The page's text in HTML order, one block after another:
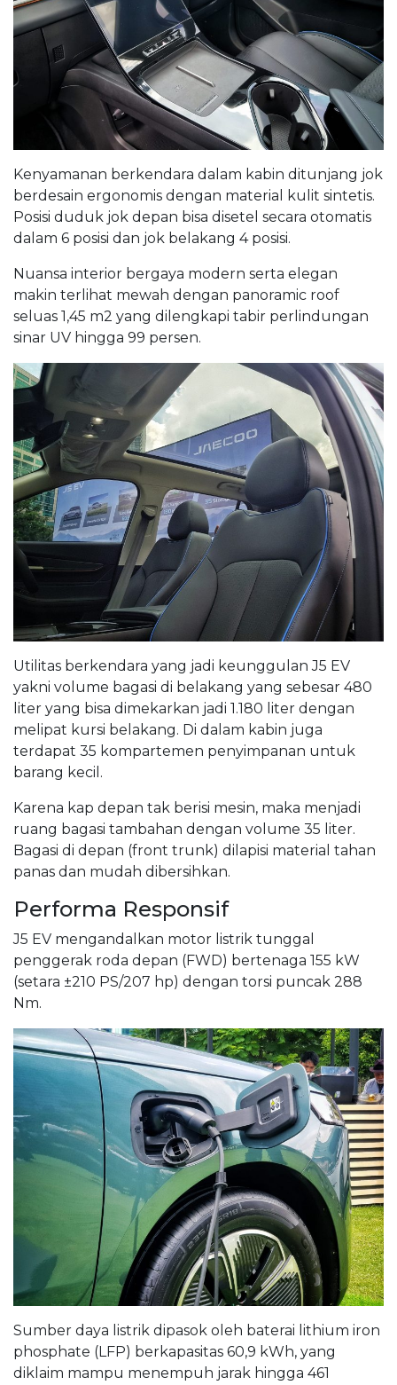
Kenyamanan berkendara dalam kabin ditunjang jok
berdesain ergonomis dengan material kulit sintetis.
Posisi duduk jok depan bisa disetel secara otomatis
dalam 6 posisi dan jok belakang 4 posisi.
Nuansa interior bergaya modern serta elegan
makin terlihat mewah dengan panoramic roof
seluas 1,45 m2 yang dilengkapi tabir perlindungan
sinar UV hingga 99 persen.
Utilitas berkendara yang jadi keunggulan J5 EV
yakni volume bagasi di belakang yang sebesar 480
liter yang bisa dimekarkan jadi 1.180 liter dengan
melipat kursi belakang. Di dalam kabin juga
terdapat 35 kompartemen penyimpanan untuk
barang kecil.
Karena kap depan tak berisi mesin, maka menjadi
ruang bagasi tambahan dengan volume 35 liter.
Bagasi di depan (front trunk) dilapisi material tahan
panas dan mudah dibersihkan.
Performa Responsif
J5 EV mengandalkan motor listrik tunggal
penggerak roda depan (FWD) bertenaga 155 kW
(setara ±210 PS/207 hp) dengan torsi puncak 288
Nm.
Sumber daya listrik dipasok oleh baterai lithium iron
phosphate (LFP) berkapasitas 60,9 kWh, yang
diklaim mampu menempuh jarak hingga 461